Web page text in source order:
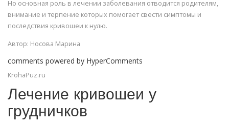
Но основная роль в лечении заболевания отводится родителям,
внимание и терпение которых помогает свести симптомы и
последствия кривошеи к нулю.
Автор: Носова Марина
comments powered by HyperComments
KrohaPuz.ru
Лечение кривошеи у
грудничков